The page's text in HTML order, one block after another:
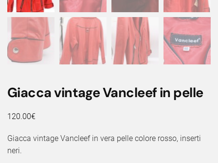
Giacca vintage Vancleef in pelle
120.00€
Giacca vintage Vancleef in vera pelle colore rosso, inserti
neri.